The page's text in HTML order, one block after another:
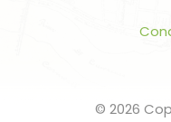
© 2026